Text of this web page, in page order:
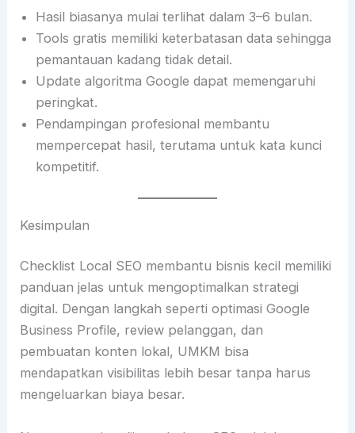
Hasil biasanya mulai terlihat dalam 3–6 bulan.
Tools gratis memiliki keterbatasan data sehingga
pemantauan kadang tidak detail.
Update algoritma Google dapat memengaruhi
peringkat.
Pendampingan profesional membantu
mempercepat hasil, terutama untuk kata kunci
kompetitif.
Kesimpulan
Checklist Local SEO membantu bisnis kecil memiliki
panduan jelas untuk mengoptimalkan strategi
digital. Dengan langkah seperti optimasi Google
Business Profile, review pelanggan, dan
pembuatan konten lokal, UMKM bisa
mendapatkan visibilitas lebih besar tanpa harus
mengeluarkan biaya besar.